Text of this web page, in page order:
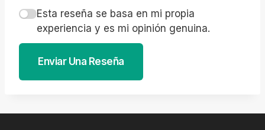
Esta reseña se basa en mi propia
experiencia y es mi opinión genuina.
Enviar Una Reseña